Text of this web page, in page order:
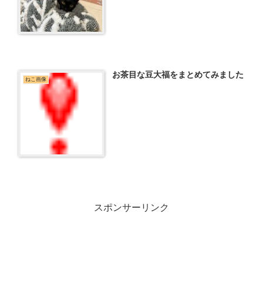
ねこ画像 お茶目な豆大福をまとめてみました
スポンサーリンク